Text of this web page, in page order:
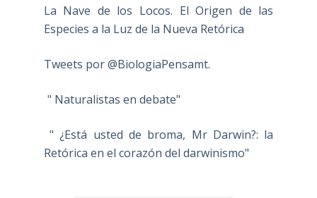
La Nave de los Locos. El Origen de las
Especies a la Luz de la Nueva Retórica
Tweets por @BiologiaPensamt.
" Naturalistas en debate"
" ¿Está usted de broma, Mr Darwin?: la
Retórica en el corazón del darwinismo"